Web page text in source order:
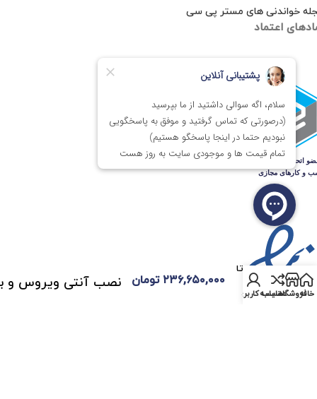
خواندنی های مستر پی سی
اعتماد
کامپیوتر
گیمینگ و
رندرینگ
NightFire
با 200 تا
250
میلیون
۲۳۶,۶۵۰,۰۰۰ تومان نصب آنتی ویروس و
خانهفروشگاهمقایسه
حساب کاربری من